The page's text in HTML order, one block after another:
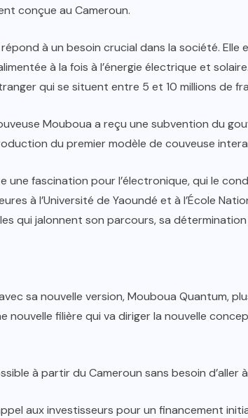
conçue au Cameroun.
à un besoin crucial dans la société.
à la fois à l’énergie électrique et
qui se situent entre 5 et 10 millions de
Mouboua a reçu une subvention du
du premier modèle de couveuse
une fascination pour l’électronique, qui le
à l’Université de Yaoundé et à l’École
qui jalonnent son parcours, sa
sa nouvelle version, Mouboua Quantum,
filière qui va diriger la nouvelle
à partir du Cameroun sans besoin d’aller
aux investisseurs pour un financement